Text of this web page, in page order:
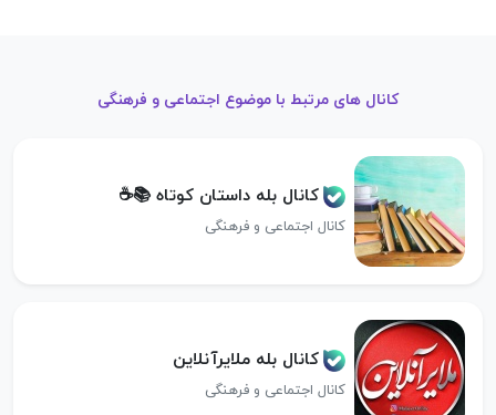
کانال های مرتبط با موضوع اجتماعی و فرهنگی
کانال بله داستان کوتاه 📚☕️
کانال اجتماعی و فرهنگی
کانال بله ملایرآنلاین
کانال اجتماعی و فرهنگی